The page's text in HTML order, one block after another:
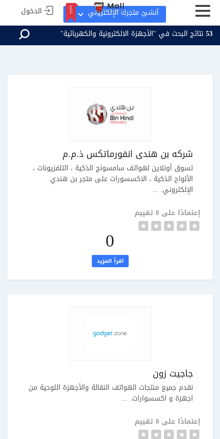
أنشئ متجرك الإلكتروني جديد
الدخول
53 نتائج البحث في "الأجهزة الالكترونية والكهربائية"
شركه بن هندى انفورماتكس ذ.م.م
تسوق أونلاين لهواتف سامسونج الذكية ، التلفزيونات ،
الألواح الذكية ، الاكسسورات على متجر بن هندي
الإلكتروني. ...
إعتمادًا على 0 تقييم
0
اقرأ المزيد
جاجيت زون
نقدم جميع منتجات الهواتف النقالة والأجهزة اللوحية من
اجهزة و اكسسوارات. ...
إعتمادًا على 0 تقييم